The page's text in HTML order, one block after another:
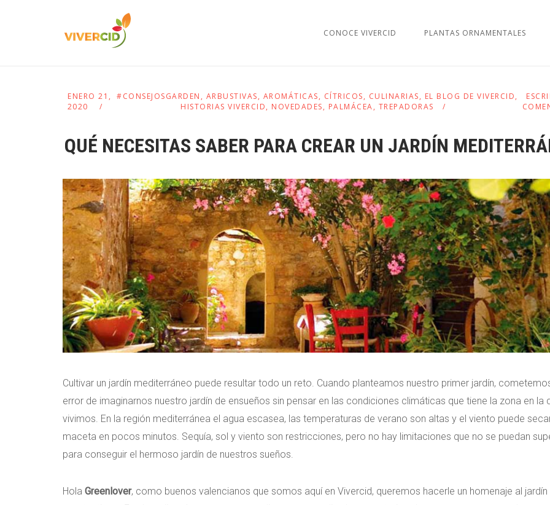
CONOCE VIVERCID PLANTAS ORNAMENTALES
ENERO 21,
2020
#CONSEJOSGARDEN , ARBUSTIVAS, AROMÁTICAS, CÍTRICOS, CULINARIAS, EL BLOG DE VIVERCID,
HISTORIAS VIVERCID, NOVEDADES, PALMÁCEA, TREPADORAS
QUÉ NECESITAS SABER PARA CREAR UN JARDÍN
Cultivar un jardín mediterráneo puede resultar todo un reto. Cuando planteamos nuestro primer jardín,
error de imaginarnos nuestro jardín de ensueños sin pensar en las condiciones climáticas que tiene la zona en la
vivimos. En la región mediterránea el agua escasea, las temperaturas de verano son altas y el viento puede
maceta en pocos minutos. Sequía, sol y viento son restricciones, pero no hay limitaciones que no se puedan
para conseguir el hermoso jardín de nuestros sueños.
Hola Greenlover, como buenos valencianos que somos aquí en Vivercid, queremos hacerle un homenaje al jardín